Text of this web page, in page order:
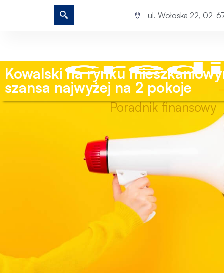
ul. Wołoska 22, 02-
Kowalski na rynku
szansa najwyżej na 2 pokoje
Poradnik finansowy